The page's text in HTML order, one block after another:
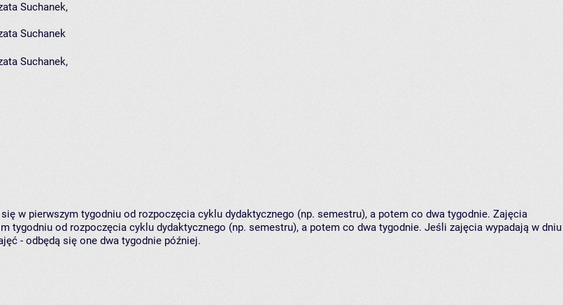
Suchanek,
Suchanek
Suchanek,
w pierwszym tygodniu od rozpoczęcia cyklu dydaktycznego (np. semestru), a potem co dwa tygodnie. Zajęcia
tygodniu od rozpoczęcia cyklu dydaktycznego (np. semestru), a potem co dwa tygodnie. Jeśli zajęcia wypadają w dniu
- odbędą się one dwa tygodnie później.